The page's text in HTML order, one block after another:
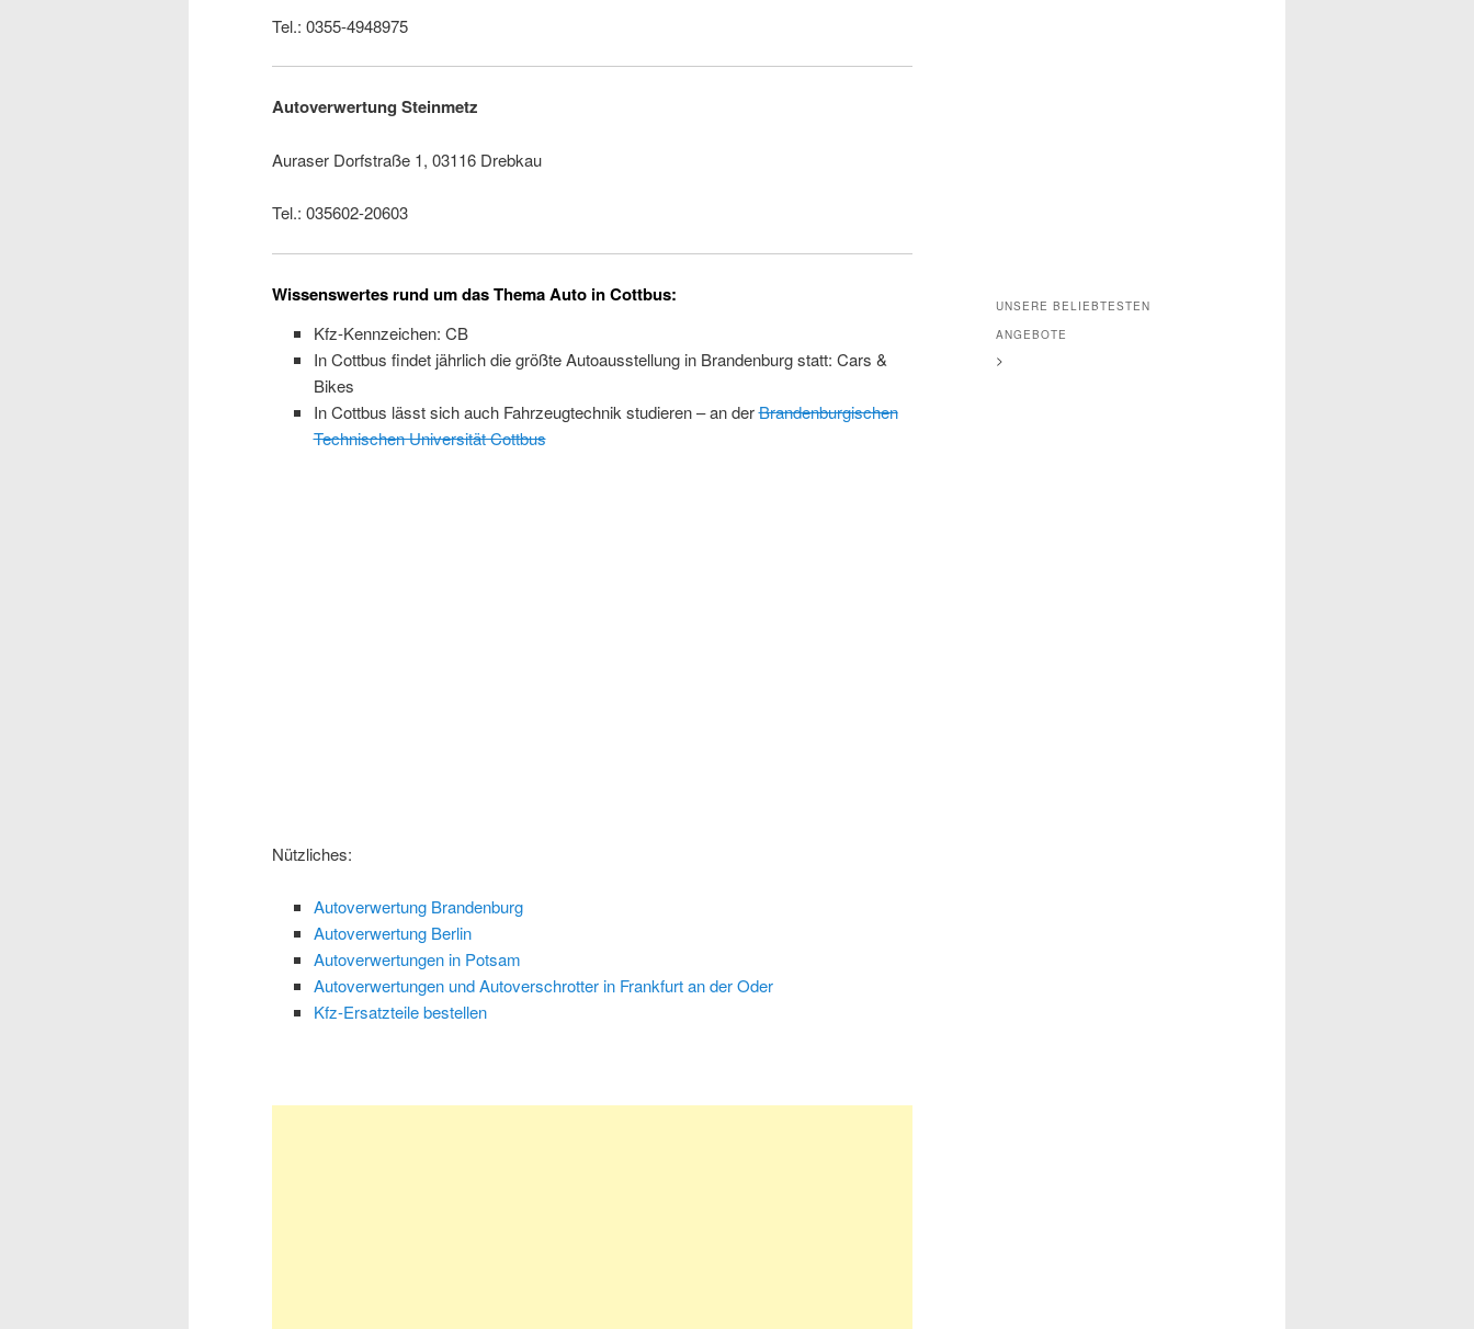
Tel.: 0355-4948975
Autoverwertung Steinmetz
Auraser Dorfstraße 1, 03116 Drebkau
Tel.: 035602-20603
Wissenswertes rund um das Thema Auto in Cottbus:
Kfz-Kennzeichen: CB
In Cottbus findet jährlich die größte Autoausstellung in Brandenburg statt: Cars &
Bikes
In Cottbus lässt sich auch Fahrzeugtechnik studieren – an derBrandenburgischen
Technischen Universität Cottbus
Nützliches:
Autoverwertung Brandenburg
Autoverwertung Berlin
Autoverwertungen in Potsam
Autoverwertungen und Autoverschrotter in Frankfurt an der Oder
Kfz-Ersatzteile bestellen
UNSERE BELIEBTESTEN
ANGEBOTE
>